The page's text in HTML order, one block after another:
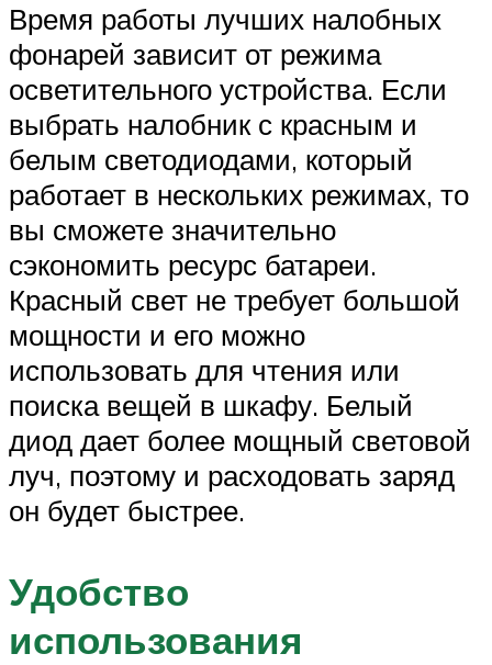
Время работы лучших налобных
фонарей зависит от режима
осветительного устройства. Если
выбрать налобник с красным и
белым светодиодами, который
работает в нескольких режимах, то
вы сможете значительно
сэкономить ресурс батареи.
Красный свет не требует большой
мощности и его можно
использовать для чтения или
поиска вещей в шкафу. Белый
диод дает более мощный световой
луч, поэтому и расходовать заряд
он будет быстрее.
Удобство
использования